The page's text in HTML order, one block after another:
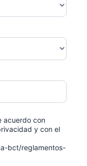
acuerdo con
y con el
bct/reglamentos-